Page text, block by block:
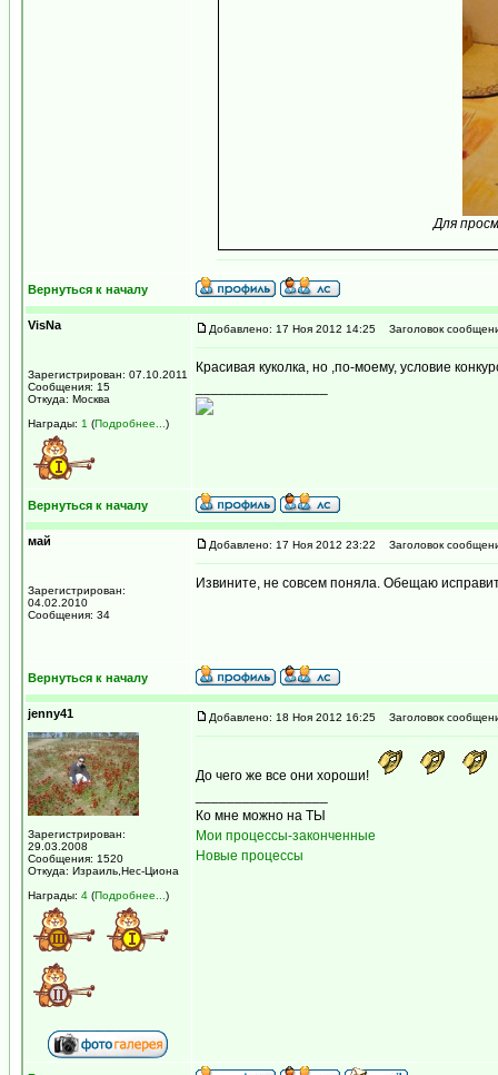
Для
Вернуться к началу
VisNa
Зарегистрирован: 07.10.2011
Сообщения: 15
Откуда: Москва
Награды: 1 (Подробнее... )
Добавлено: 17 Ноя 2012 14:25 Заголовок
Красивая куколка, но ,по-моему, условие
Вернуться к началу
май
Зарегистрирован:
04.02.2010
Сообщения: 34
Добавлено: 17 Ноя 2012 23:22 Заголовок
Извините, не совсем поняла. Обещаю
Вернуться к началу
jenny41
Зарегистрирован:
29.03.2008
Сообщения: 1520
Откуда: Израиль,Нес-Циона
Награды: 4 (Подробнее... )
Добавлено: 18 Ноя 2012 16:25 Заголовок
До чего же все они хороши!
Ко мне можно на ТЫ
Мои процессы-законченные
Новые процессы